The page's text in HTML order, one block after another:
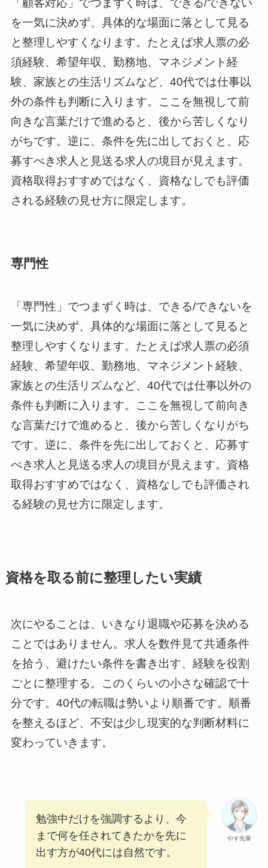
「顧客対応」でつまずく時は、できる/できない
を一気に決めず、具体的な場面に落として見る
と整理しやすくなります。たとえば求人票の必
須経験、希望年収、勤務地、マネジメント経
験、家族との生活リズムなど、40代では仕事以
外の条件も判断に入ります。ここを無視して前
向きな言葉だけで進めると、後から苦しくなり
がちです。逆に、条件を先に出しておくと、応
募すべき求人と見送る求人の境目が見えます。
資格取得おすすめではなく、資格なしでも評価
される経験の見せ方に限定します。
専門性
「専門性」でつまずく時は、できる/できないを
一気に決めず、具体的な場面に落として見ると
整理しやすくなります。たとえば求人票の必須
経験、希望年収、勤務地、マネジメント経験、
家族との生活リズムなど、40代では仕事以外の
条件も判断に入ります。ここを無視して前向き
な言葉だけで進めると、後から苦しくなりがち
です。逆に、条件を先に出しておくと、応募す
べき求人と見送る求人の境目が見えます。資格
取得おすすめではなく、資格なしでも評価され
る経験の見せ方に限定します。
資格を取る前に整理したい実績
次にやることは、いきなり退職や応募を決める
ことではありません。求人を数件見て共通条件
を拾う、避けたい条件を書き出す、経験を役割
ごとに整理する。このくらいの小さな確認で十
分です。40代の転職は勢いより順番です。順番
を整えるほど、不安は少し現実的な判断材料に
変わっていきます。
やす先輩
勉強中だけを強調するより、今
まで何を任されてきたかを先に
出す方が40代には自然です。